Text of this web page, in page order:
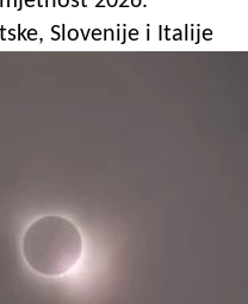
Slovenije i Italije